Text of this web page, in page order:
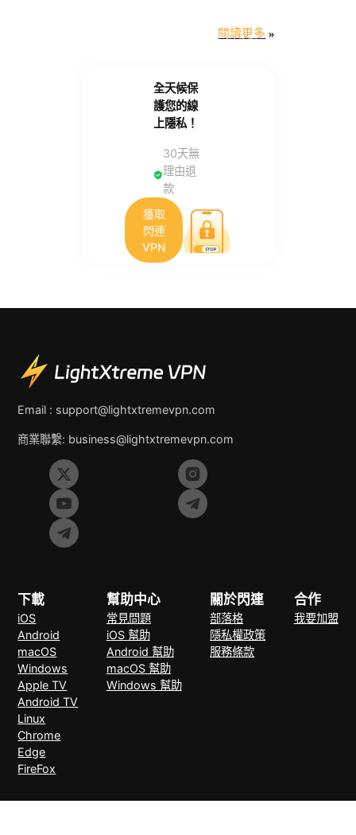
閱讀更多 »
全天候保
護您的線
上隱私！
30天無
理由退
款
獲取
閃連
VPN
Email : support@lightxtremevpn.com
商業聯繫: business@lightxtremevpn.com
下載
iOS
Android
macOS
Windows
Apple TV
Android TV
Linux
Chrome
Edge
FireFox
幫助中心
常見問題
iOS 幫助
Android 幫助
macOS 幫助
Windows 幫助
關於閃連
部落格
隱私權政策
服務條款
合作
我要加盟